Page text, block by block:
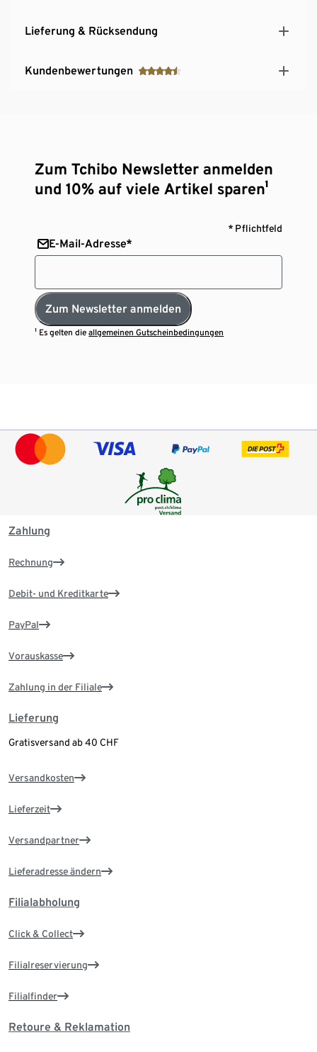
Lieferung & Rücksendung
Kundenbewertungen
Zum Tchibo Newsletter anmelden
und 10% auf viele Artikel sparen¹
* Pflichtfeld
E-Mail-Adresse*
Zum Newsletter anmelden
¹ Es gelten dieallgemeinen Gutscheinbedingungen
Zahlung
Rechnung
Debit- und Kreditkarte
PayPal
Vorauskasse
Zahlung in der Filiale
Lieferung
Gratisversand ab 40 CHF
Versandkosten
Lieferzeit
Versandpartner
Lieferadresse ändern
Filialabholung
Click & Collect
Filialreservierung
Filialfinder
Retoure & Reklamation